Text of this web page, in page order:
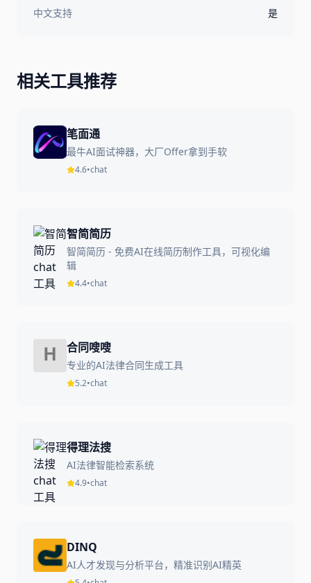
中文支持
是
相关工具推荐
笔面通
最牛AI面试神器，大厂Offer拿到手软
4.6•chat
智简简历
智简简历 - 免费AI在线简历制作工具，可视化编
辑
4.4•chat
合同嗖嗖
专业的AI法律合同生成工具
5.2•chat
得理法搜
AI法律智能检索系统
4.9•chat
DINQ
AI人才发现与分析平台，精准识别AI精英